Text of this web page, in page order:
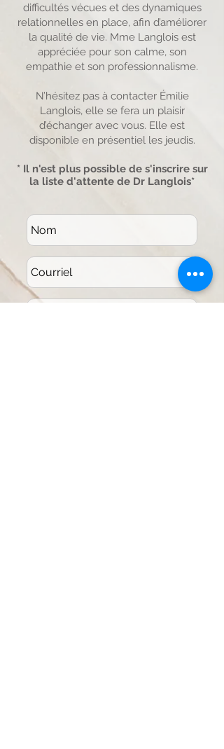
difficultés vécues et des dynamiques
relationnelles en place, afin d’améliorer
la qualité de vie. Mme Langlois est
appréciée pour son calme, son
empathie et son professionnalisme.
N’hésitez pas à contacter Émilie
Langlois, elle se fera un plaisir
d’échanger avec vous. Elle est
disponible en présentiel les jeudis.
* Il n'est plus possible de s'inscrire sur
la liste d'attente de Dr Langlois*